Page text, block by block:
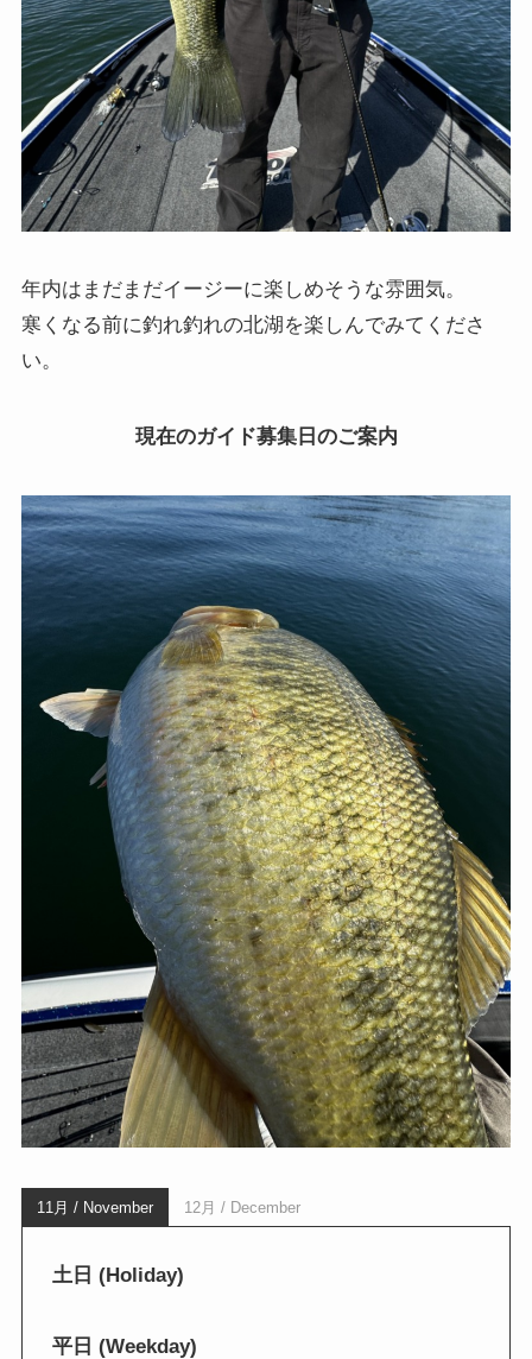
年内はまだまだイージーに楽しめそうな雰囲気。
寒くなる前に釣れ釣れの北湖を楽しんでみてくださ
い。
現在のガイド募集日のご案内
11月 / November 12月 / December
土日 (Holiday)
平日 (Weekday)